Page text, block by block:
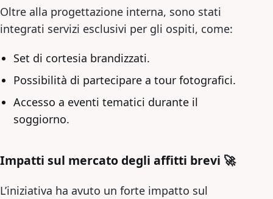
Oltre alla progettazione interna, sono stati
integrati servizi esclusivi per gli ospiti, come:
Set di cortesia brandizzati.
Possibilità di partecipare a tour fotografici.
Accesso a eventi tematici durante il
soggiorno.
Impatti sul mercato degli affitti brevi 🚀
L’iniziativa ha avuto un forte impatto sul